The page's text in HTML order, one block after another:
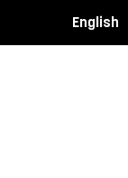
English